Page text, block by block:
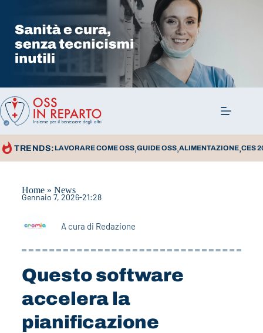
TRENDS: LAVORARE COME OSS,GUIDE OSS,ALIMENTAZIONE,CES
Home» News
Gennaio 7, 2026 21:28
A cura di Redazione
Questo software
accelera la
pianificazione